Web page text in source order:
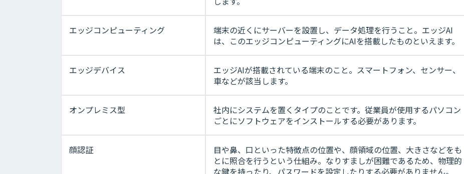
エッジコンピューティング
端末の近くにサーバーを設置し、データ処理を行うこと。エッジAI
は、このエッジコンピューティングにAIを搭載したものといえます。
エッジデバイス
エッジAIが搭載されている端末のこと。スマートフォン、センサー、
車などが該当します。
オンプレミス型
社内にシステムを置くタイプのことです。従業員が使用するパソコン
ごとにソフトウェアをインストールする必要があります。
顔認証
目や鼻、口といった特徴点の位置や、顔領域の位置、大きさなどをも
とに照合を行うという仕組み。なりすましが困難であるため、物理的
な鍵を持ったり、パスワードを設定したりする必要がありません。